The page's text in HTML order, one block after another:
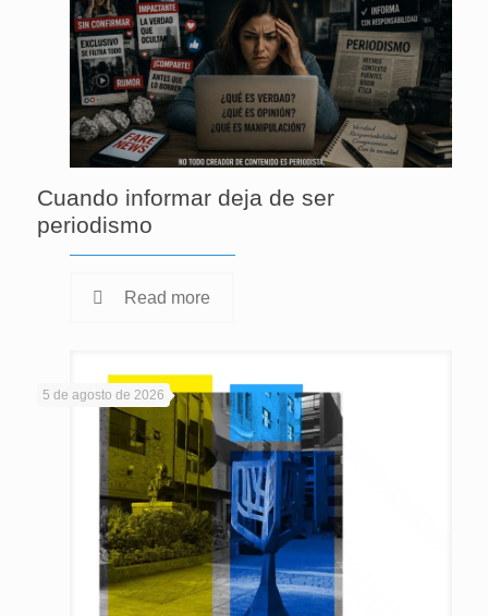
Cuando informar deja de ser
periodismo
Read more
5 de agosto de 2026